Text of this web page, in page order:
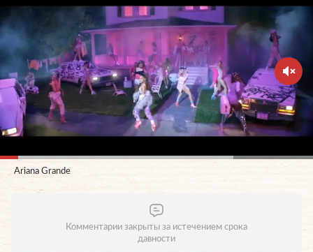
Ariana Grande
Комментарии закрыты за истечением срока
давности